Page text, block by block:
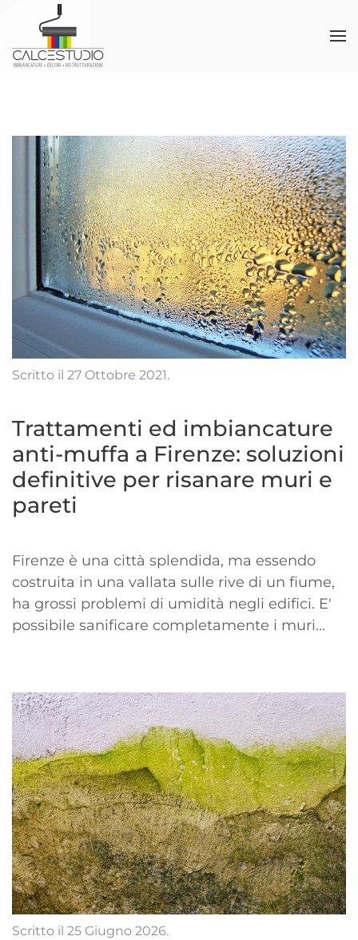
Skip to main content
Scritto il 27 Ottobre 2021.
Trattamenti ed imbiancature
anti-muffa a Firenze: soluzioni
definitive per risanare muri e
pareti
Firenze è una città splendida, ma essendo
costruita in una vallata sulle rive di un fiume,
ha grossi problemi di umidità negli edifici. E'
possibile sanificare completamente i muri...
Scritto il 25 Giugno 2026.